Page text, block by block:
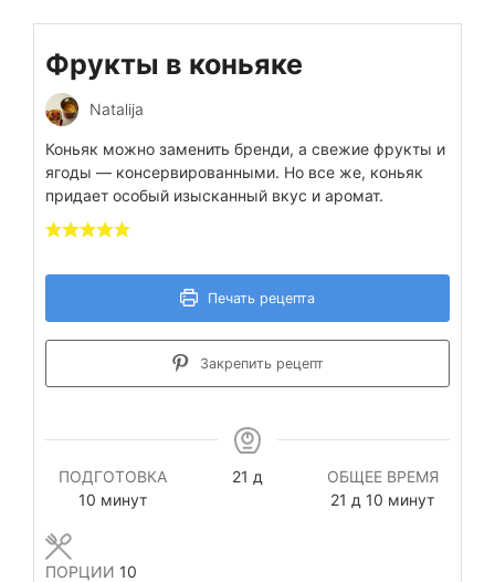
Фрукты в коньяке
Natalija
Коньяк можно заменить бренди, а свежие фрукты и
ягоды — консервированными. Но все же, коньяк
придает особый изысканный вкус и аромат.
Печать рецепта
Закрепить рецепт
ПОДГОТОВКА
10 минуты
минут
21 дней
д
ОБЩЕЕ ВРЕМЯ
21 дней
д 10 минуты
минут
ПОРЦИИ 10